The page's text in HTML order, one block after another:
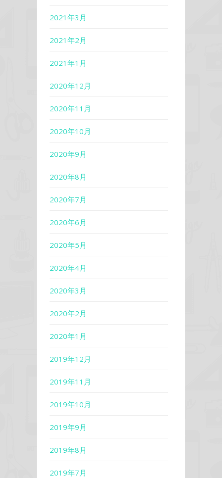
2021年3月
2021年2月
2021年1月
2020年12月
2020年11月
2020年10月
2020年9月
2020年8月
2020年7月
2020年6月
2020年5月
2020年4月
2020年3月
2020年2月
2020年1月
2019年12月
2019年11月
2019年10月
2019年9月
2019年8月
2019年7月